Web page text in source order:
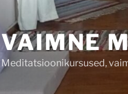
VAIMNE
Meditatsioonikursused,